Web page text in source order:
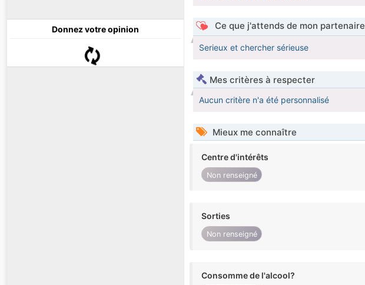
Donnez votre opinion Ce que j'attends de mon partenaire
Serieux et chercher sérieuse
Mes critères à respecter
Aucun critère n'a été personnalisé
Mieux me connaître
Centre d'intérêts
Non renseigné
Sorties
Non renseigné
Consomme de l'alcool?